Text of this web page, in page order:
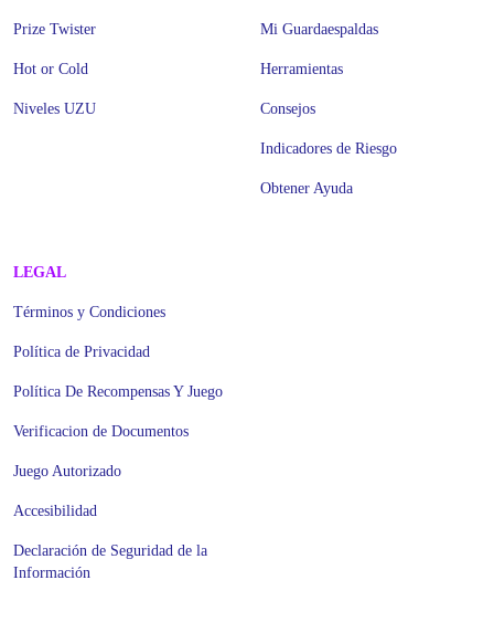
Prize Twister
Hot or Cold
Niveles UZU
Mi Guardaespaldas
Herramientas
Consejos
Indicadores de Riesgo
Obtener Ayuda
LEGAL
Términos y Condiciones
Política de Privacidad
Política De Recompensas Y Juego
Verificacion de Documentos
Juego Autorizado
Accesibilidad
Declaración de Seguridad de la
Información